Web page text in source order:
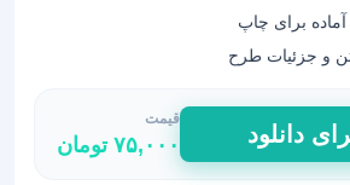
برای چاپ
و جزئیات طرح
دانلود
قیمت
۷۵,۰۰۰ تومان